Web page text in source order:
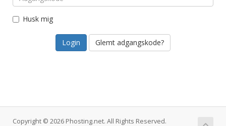
Husk mig
Glemt adgangskode?
Copyright © 2026 Phosting.net. All Rights Reserved.